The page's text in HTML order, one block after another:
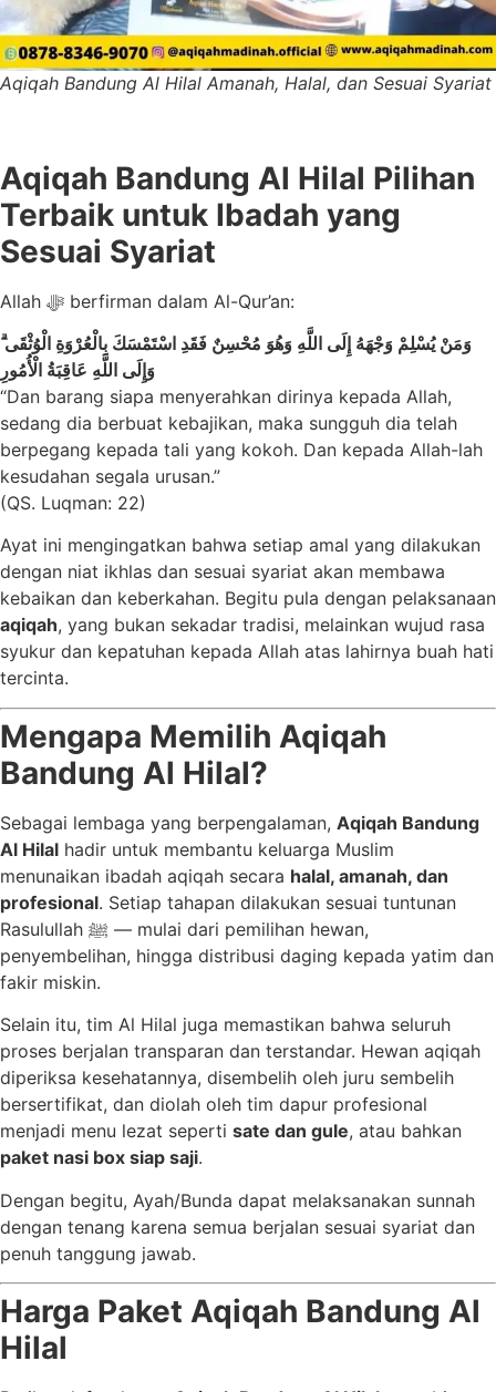
Aqiqah Bandung Al Hilal Amanah, Halal, dan Sesuai Syariat
Aqiqah Bandung Al Hilal Pilihan
Terbaik untuk Ibadah yang
Sesuai Syariat
Allah ﷻ berfirman dalam Al-Qur’an:
وَمَنْ يُسْلِمْ وَجْهَهُ إِلَى اللَّهِ وَهُوَ مُحْسِنٌ فَقَدِ اسْتَمْسَكَ بِالْعُرْوَةِ الْوُثْقَى ۗ
وَإِلَى اللَّهِ عَاقِبَةُ الْأُمُورِ
“Dan barang siapa menyerahkan dirinya kepada Allah,
sedang dia berbuat kebajikan, maka sungguh dia telah
berpegang kepada tali yang kokoh. Dan kepada Allah-lah
kesudahan segala urusan.”
(QS. Luqman: 22)
Ayat ini mengingatkan bahwa setiap amal yang dilakukan
dengan niat ikhlas dan sesuai syariat akan membawa
kebaikan dan keberkahan. Begitu pula dengan pelaksanaan
aqiqah, yang bukan sekadar tradisi, melainkan wujud rasa
syukur dan kepatuhan kepada Allah atas lahirnya buah hati
tercinta.
Mengapa Memilih Aqiqah
Bandung Al Hilal?
Sebagai lembaga yang berpengalaman, Aqiqah Bandung
Al Hilal hadir untuk membantu keluarga Muslim
menunaikan ibadah aqiqah secara halal, amanah, dan
profesional. Setiap tahapan dilakukan sesuai tuntunan
Rasulullah ﷺ — mulai dari pemilihan hewan,
penyembelihan, hingga distribusi daging kepada yatim dan
fakir miskin.
Selain itu, tim Al Hilal juga memastikan bahwa seluruh
proses berjalan transparan dan terstandar. Hewan aqiqah
diperiksa kesehatannya, disembelih oleh juru sembelih
bersertifikat, dan diolah oleh tim dapur profesional
menjadi menu lezat seperti sate dan gule, atau bahkan
paket nasi box siap saji.
Dengan begitu, Ayah/Bunda dapat melaksanakan sunnah
dengan tenang karena semua berjalan sesuai syariat dan
penuh tanggung jawab.
Harga Paket Aqiqah Bandung Al
Hilal